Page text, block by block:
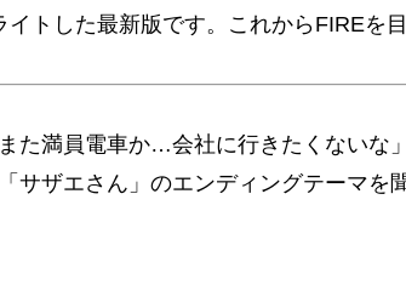
トした最新版です。これからFIREを
た満員電車か…会社に行きたくないな」
サザエさん」のエンディングテーマを